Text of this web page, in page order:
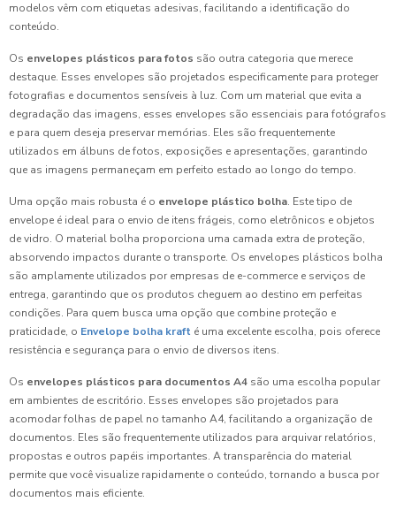
modelos vêm com etiquetas adesivas, facilitando a identificação do
conteúdo.
Os envelopes plásticos para fotos são outra categoria que merece
destaque. Esses envelopes são projetados especificamente para proteger
fotografias e documentos sensíveis à luz. Com um material que evita a
degradação das imagens, esses envelopes são essenciais para fotógrafos
e para quem deseja preservar memórias. Eles são frequentemente
utilizados em álbuns de fotos, exposições e apresentações, garantindo
que as imagens permaneçam em perfeito estado ao longo do tempo.
Uma opção mais robusta é o envelope plástico bolha. Este tipo de
envelope é ideal para o envio de itens frágeis, como eletrônicos e objetos
de vidro. O material bolha proporciona uma camada extra de proteção,
absorvendo impactos durante o transporte. Os envelopes plásticos bolha
são amplamente utilizados por empresas de e-commerce e serviços de
entrega, garantindo que os produtos cheguem ao destino em perfeitas
condições. Para quem busca uma opção que combine proteção e
praticidade, o Envelope bolha kraft é uma excelente escolha, pois oferece
resistência e segurança para o envio de diversos itens.
Os envelopes plásticos para documentos A4 são uma escolha popular
em ambientes de escritório. Esses envelopes são projetados para
acomodar folhas de papel no tamanho A4, facilitando a organização de
documentos. Eles são frequentemente utilizados para arquivar relatórios,
propostas e outros papéis importantes. A transparência do material
permite que você visualize rapidamente o conteúdo, tornando a busca por
documentos mais eficiente.